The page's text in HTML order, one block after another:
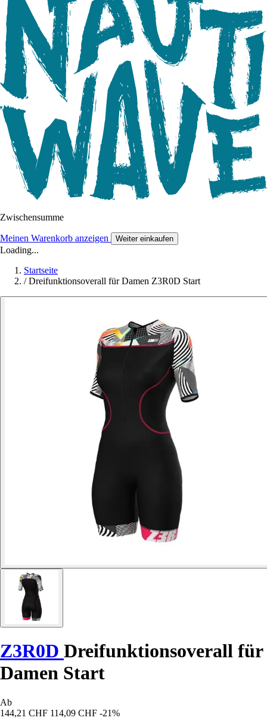
Zwischensumme
Meinen Warenkorb anzeigen Weiter einkaufen
Loading...
Startseite
/ Dreifunktionsoverall für Damen Z3R0D Start
Z3R0D Dreifunktionsoverall für
Damen Start
Ab
144,21 CHF 114,09 CHF -21%